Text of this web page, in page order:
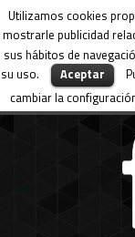
Utilizamos cookies
mostrarle publicidad
sus hábitos de
su uso.
Aceptar
cambiar la